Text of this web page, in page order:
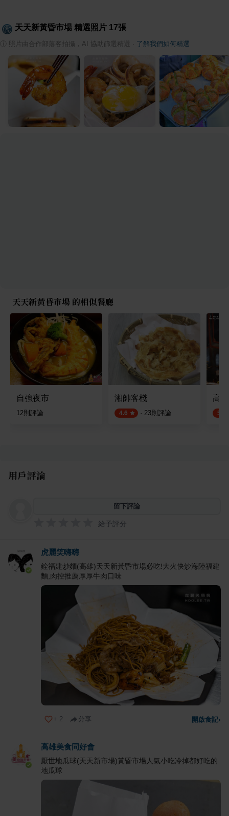
天天新黃昏市場 精選照片 17張
照片由合作部落客拍攝，AI 協助篩選精選 了解我們如何精選
天天新黃昏市場 的相似餐廳
自強夜市
12則評論
湘帥客棧
4.6 · 23則評論
高
5.0
用戶評論
留下評論
給予評分
虎麗笑嗨嗨
銓福建炒麵(高雄)天天新黃昏市場必吃!大火快炒海陸福建
麵,肉控推薦厚厚牛肉口味
+ 2 分享 開啟食記›
高雄美食同好會
厭世地瓜球(天天新市場)黃昏市場人氣小吃冷掉都好吃的
地瓜球